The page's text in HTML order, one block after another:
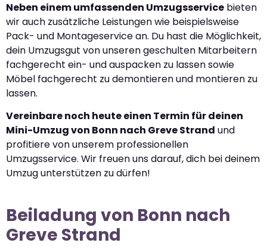
Neben einem umfassenden Umzugsservice bieten
wir auch zusätzliche Leistungen wie beispielsweise
Pack- und Montageservice an. Du hast die Möglichkeit,
dein Umzugsgut von unseren geschulten Mitarbeitern
fachgerecht ein- und auspacken zu lassen sowie
Möbel fachgerecht zu demontieren und montieren zu
lassen.
Vereinbare noch heute einen Termin für deinen
Mini-Umzug von Bonn nach Greve Strand und
profitiere von unserem professionellen
Umzugsservice. Wir freuen uns darauf, dich bei deinem
Umzug unterstützen zu dürfen!
Beiladung von Bonn nach
Greve Strand